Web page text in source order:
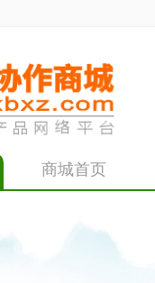
商城首页